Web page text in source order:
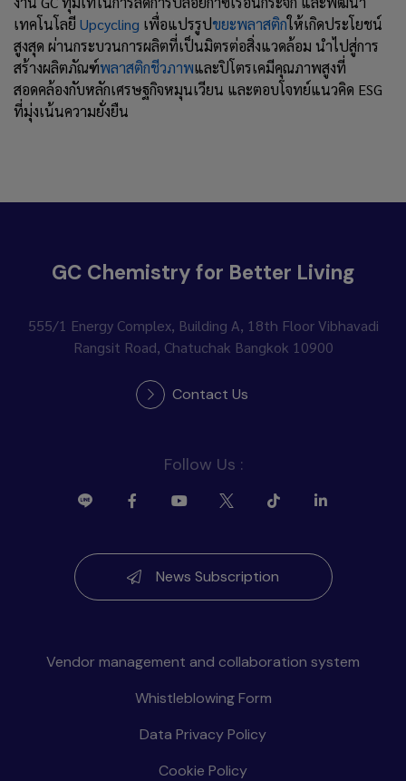
เทคโนโลยี Upcycling เพื่อแปรรูปขยะพลาสติกให้เกิดประโยชน์
สูงสุด ผ่านกระบวนการผลิตที่เป็นมิตรต่อสิ่งแวดล้อม นำไปสู่การ
สร้างผลิตภัณฑ์พลาสติกชีวภาพและปิโตรเคมีคุณภาพสูงที่
สอดคล้องกับหลักเศรษฐกิจหมุนเวียน และตอบโจทย์แนวคิด ESG
ที่มุ่งเน้นความยั่งยืน
GC Chemistry for Better Living
555/1 Energy Complex, Building A, 18th Floor Vibhavadi
Rangsit Road, Chatuchak Bangkok 10900
Contact Us
Follow Us :
News Subscription
Vendor management and collaboration system
Whistleblowing Form
Data Privacy Policy
Cookie Policy